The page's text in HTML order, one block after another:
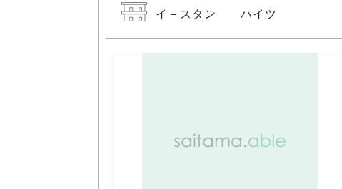
イ－スタン ハイツ